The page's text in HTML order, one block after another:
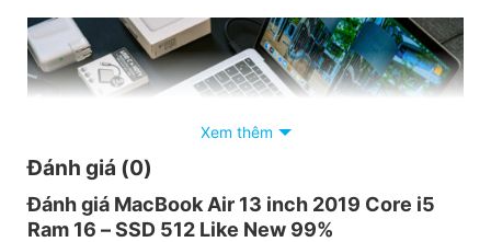
Xem thêm
Đánh giá (0)
Đánh giá MacBook Air 13 inch 2019 Core i5
Ram 16 – SSD 512 Like New 99%